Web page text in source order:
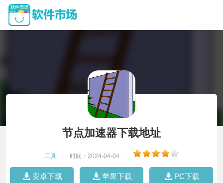
节点加速器下载地址
工具 时间：2024-04-04
安卓下载 苹果下载 PC下载